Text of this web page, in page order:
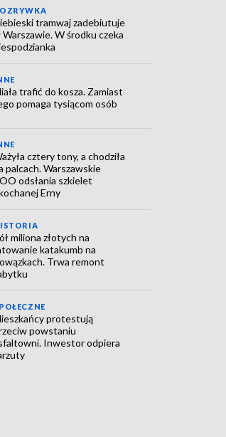
tramwaj zadebiutuje
Warszawie. W środku czeka
trafić do kosza. Zamiast
pomaga tysiącom osób
cztery tony, a chodziła
palcach. Warszawskie
odsłania szkielet
Erny
miliona złotych na
katakumb na
Trwa remont
protestują
powstaniu
Inwestor odpiera